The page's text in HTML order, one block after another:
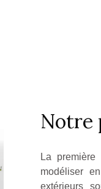
Notre
La
modéliser
extérieurs